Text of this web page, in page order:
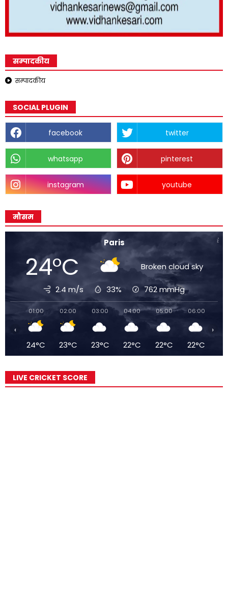
सम्पादकीय
सम्पादकीय
SOCIAL PLUGIN
facebook twitter
whatsapp pinterest
instagram youtube
मौसम
Paris
24°C Broken cloud sky
2.4 m/s 33% 762mmHg
01:00
24°C
02:00
23°C
03:00
23°C
04:00
22°C
05:00
22°C
06:00
22°C
‹ ›
LIVE CRICKET SCORE